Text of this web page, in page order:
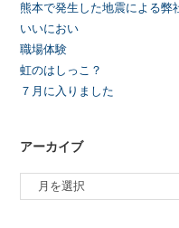
熊本で発生した地震による
いいにおい
職場体験
虹のはしっこ？
７月に入りました
アーカイブ